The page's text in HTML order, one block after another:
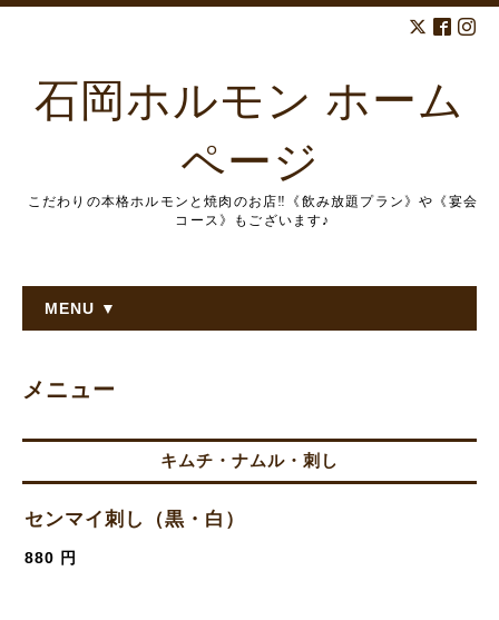
石岡ホルモン ホーム
ページ
こだわりの本格ホルモンと焼肉のお店‼︎《飲み放題プラン》や《宴会
コース》もございます♪
MENU ▼
メニュー
キムチ・ナムル・刺し
センマイ刺し（黒・白）
880 円